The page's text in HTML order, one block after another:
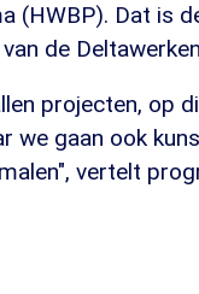
(HWBP). Dat is
de
projecten, op
we gaan ook
vertelt